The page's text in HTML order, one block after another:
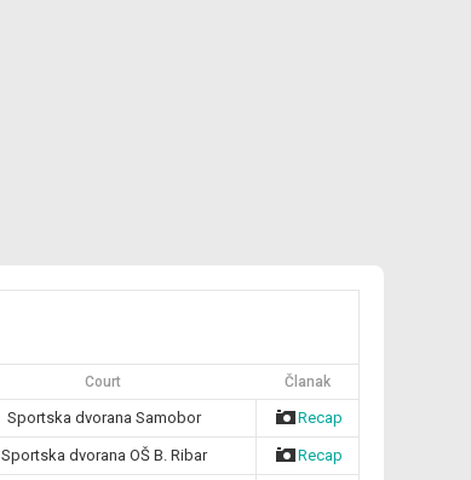
Court Članak
Sportska dvorana Samobor Recap
Sportska dvorana OŠ B. Ribar Recap